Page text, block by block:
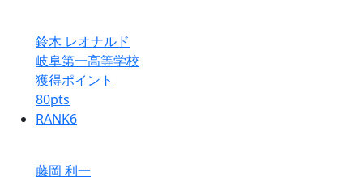
鈴木 レオナルド
岐阜第一高等学校
獲得ポイント
80pts
RANK6
藤岡 利一